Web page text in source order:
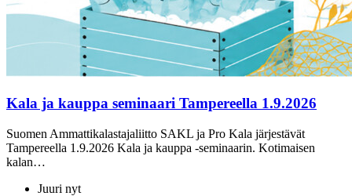
Kala ja kauppa seminaari Tampereella 1.9.2026
Suomen Ammattikalastajaliitto SAKL ja Pro Kala järjestävät
Tampereella 1.9.2026 Kala ja kauppa -seminaarin. Kotimaisen
kalan…
Juuri nyt